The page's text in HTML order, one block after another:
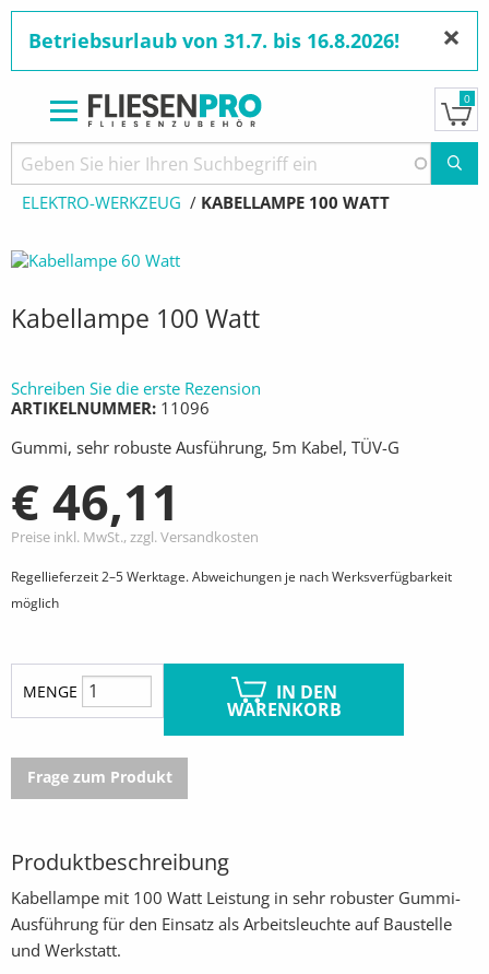
zum
Inhalt
Betriebsurlaub von 31.7. bis 16.8.2026! ×
0
Pfadnavigation
STARTSEITE PRODUKTE
ELEKTROWERKZEUGE
ELEKTRO-WERKZEUG
AKTUELL:
KABELLAMPE 100 WATT
Kabellampe 100 Watt
Schreiben Sie die erste Rezension
ARTIKELNUMMER 11096
Gummi, sehr robuste Ausführung, 5m Kabel, TÜV-G
€ 46,11
Preise inkl. MwSt., zzgl. Versandkosten
Regellieferzeit 2–5 Werktage. Abweichungen je nach Werksverfügbarkeit
möglich
MENGE IN DEN
WARENKORB
Frage zum Produkt
Produktbeschreibung
Kabellampe mit 100 Watt Leistung in sehr robuster Gummi-
Ausführung für den Einsatz als Arbeitsleuchte auf Baustelle
und Werkstatt.